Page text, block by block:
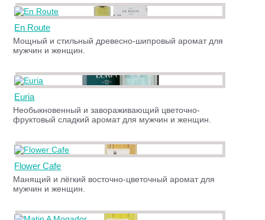
En Route
Мощный и стильный древесно-шипровый аромат для
мужчин и женщин.
Euria
Необыкновенный и завораживающий цветочно-
фруктовый сладкий аромат для мужчин и женщин.
Flower Cafe
Манящий и лёгкий восточно-цветочный аромат для
мужчин и женщин.